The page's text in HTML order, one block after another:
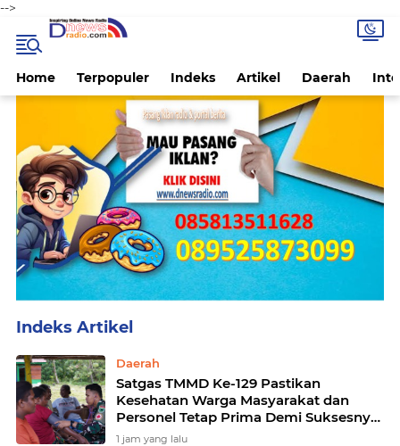
-->
Home Terpopuler Indeks Artikel Daerah
Daerah
Satgas TMMD Ke-129 Pastikan
Kesehatan Warga Masyarakat dan
Personel Tetap Prima Demi Suksesnya
TMMD di Kampung Sesor
1 jam yang lalu